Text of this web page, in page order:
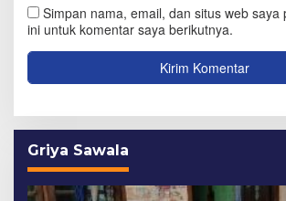
Simpan nama, email, dan situs web saya
ini untuk komentar saya berikutnya.
Griya Sawala